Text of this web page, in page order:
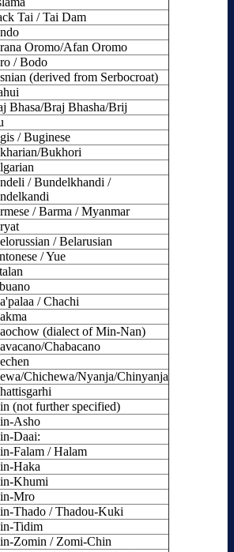
Tai / Tai Dam
Oromo/Afan Oromo
/ Bodo
(derived from Serbocroat)
Bhasa/Braj Bhasha/Brij
/ Buginese
Bukhori
/ Bundelkhandi /
/ Barma / Myanmar
/ Belarusian
/ Yue
/ Chachi
(dialect of Min-Nan)
Chabacano
Chichewa/Nyanja/Chinyanja
(not further specified)
Asho
Daai:
Falam / Halam
Haka
Khumi
Mro
Thado / Thadou-Kuki
Tidim
Zomin / Zomi-Chin